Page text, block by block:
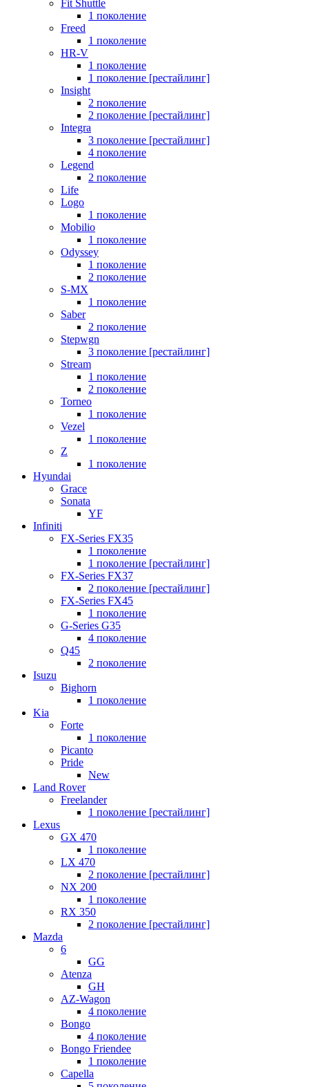
Fit Shuttle
1 поколение
Freed
1 поколение
HR-V
1 поколение
1 поколение [рестайлинг]
Insight
2 поколение
2 поколение [рестайлинг]
Integra
3 поколение [рестайлинг]
4 поколение
Legend
2 поколение
Life
Logo
1 поколение
Mobilio
1 поколение
Odyssey
1 поколение
2 поколение
S-MX
1 поколение
Saber
2 поколение
Stepwgn
3 поколение [рестайлинг]
Stream
1 поколение
2 поколение
Torneo
1 поколение
Vezel
1 поколение
Z
1 поколение
Hyundai
Grace
Sonata
YF
Infiniti
FX-Series FX35
1 поколение
1 поколение [рестайлинг]
FX-Series FX37
2 поколение [рестайлинг]
FX-Series FX45
1 поколение
G-Series G35
4 поколение
Q45
2 поколение
Isuzu
Bighorn
1 поколение
Kia
Forte
1 поколение
Picanto
Pride
New
Land Rover
Freelander
1 поколение [рестайлинг]
Lexus
GX 470
1 поколение
LX 470
2 поколение [рестайлинг]
NX 200
1 поколение
RX 350
2 поколение [рестайлинг]
Mazda
6
GG
Atenza
GH
AZ-Wagon
4 поколение
Bongo
4 поколение
Bongo Friendee
1 поколение
Capella